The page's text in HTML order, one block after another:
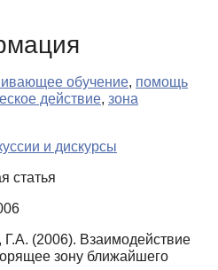
обучение, помощь
действие, зона
и дискурсы
статья
Г.А. (2006). Взаимодействие
зону ближайшего